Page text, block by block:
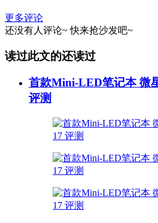
更多评论
还没有人评论~ 快来抢沙发吧~
读过此文的还读过
首款Mini-LED笔记本 微
评测